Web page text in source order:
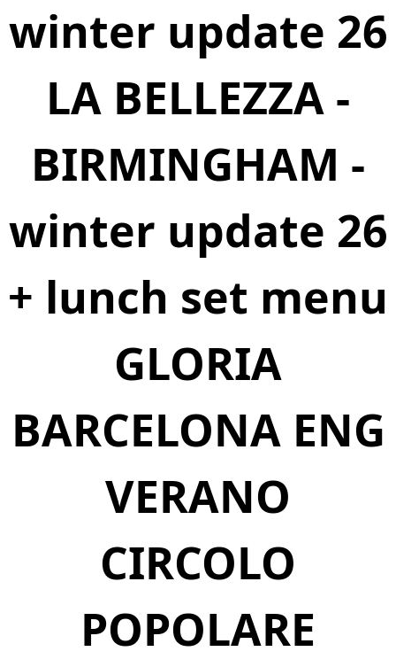
winter update 26
LA BELLEZZA -
BIRMINGHAM -
winter update 26
+ lunch set menu
GLORIA
BARCELONA ENG
VERANO
CIRCOLO
POPOLARE